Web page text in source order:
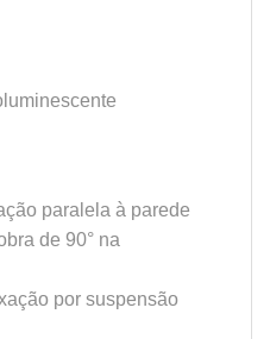
paralela à parede
de 90° na
por suspensão